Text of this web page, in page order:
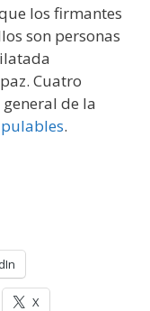
los firmantes
son personas
Cuatro
de la
.
X